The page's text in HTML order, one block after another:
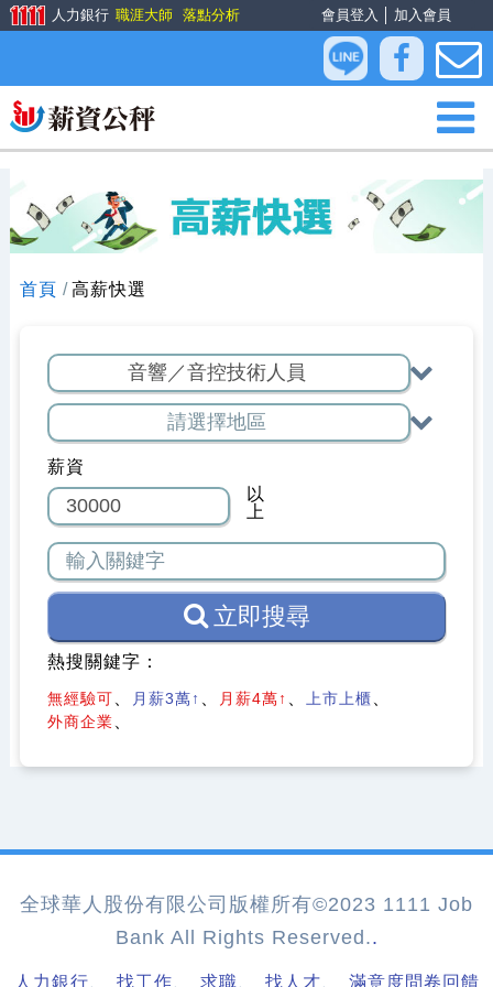
會員登入 加入會員
人力銀行 職涯大師 落點分析
首頁 高薪快選
薪資
以
上
立即搜尋
熱搜關鍵字：
無經驗可 月薪3萬↑ 月薪4萬↑
上市上櫃
外商企業
全球華人股份有限公司版權所有©2023 1111 Job
Bank All Rights Reserved..
人力銀行、 找工作、 求職、 找人才、 滿意度問卷回饋